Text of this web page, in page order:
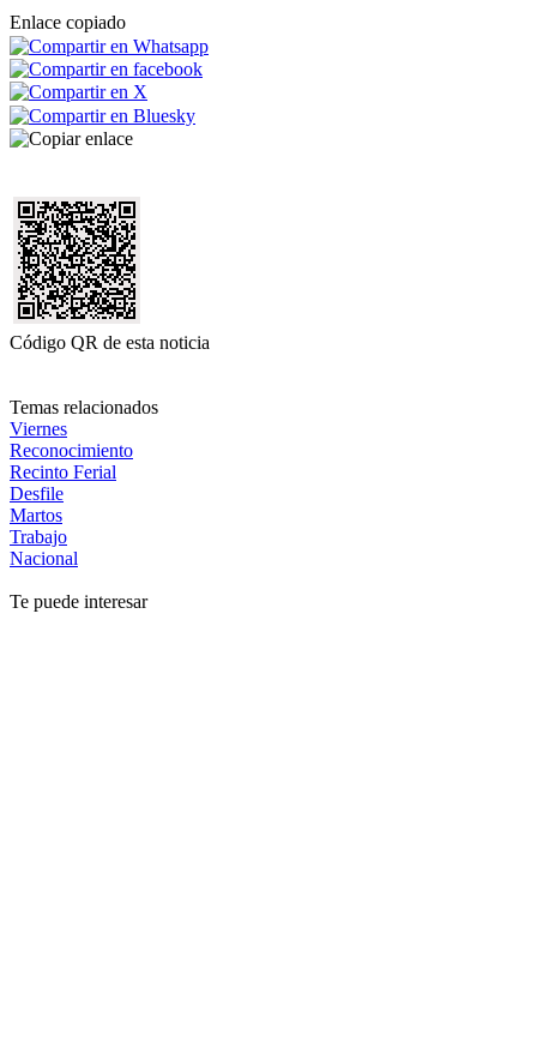
Enlace copiado
Código QR de esta noticia
Temas relacionados
Viernes
Reconocimiento
Recinto Ferial
Desfile
Martos
Trabajo
Nacional
Te puede interesar